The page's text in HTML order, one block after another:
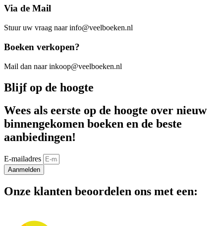
Via de Mail
Stuur uw vraag naar info@veelboeken.nl
Boeken verkopen?
Mail dan naar inkoop@veelboeken.nl
Blijf op de hoogte
Wees als eerste op de hoogte over nieuw
binnengekomen boeken en de beste
aanbiedingen!
E-mailadres
Aanmelden
Onze klanten beoordelen ons met een: